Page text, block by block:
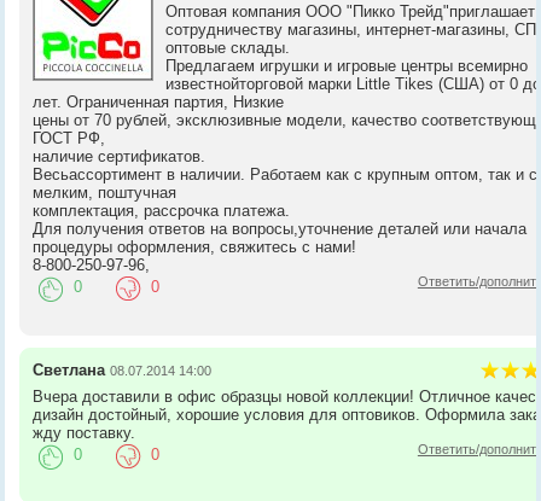
Оптовая компания ООО "Пикко Трейд"приглашает
сотрудничеству магазины, интернет-магазины, СП,
оптовые склады.
Предлагаем игрушки и игровые центры всемирно
известнойторговой марки Little Tikes (США) от 0
лет. Ограниченная партия, Низкие
цены от 70 рублей, эксклюзивные модели, качество
ГОСТ РФ,
наличие сертификатов.
Весьассортимент в наличии. Работаем как с крупным оптом, так и с
мелким, поштучная
комплектация, рассрочка платежа.
Для получения ответов на вопросы,уточнение деталей или начала
процедуры оформления, свяжитесь с нами!
8-800-250-97-96,
Ответить/
0 0
Светлана 08.07.2014 14:00
Вчера доставили в офис образцы новой коллекции! Отличное
дизайн достойный, хорошие условия для оптовиков. Оформила
жду поставку.
Ответить/
0 0